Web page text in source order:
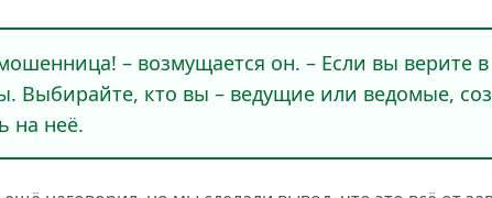
– возмущается он. – Если вы верите
Выбирайте, кто вы – ведущие или ведомые,
на неё.